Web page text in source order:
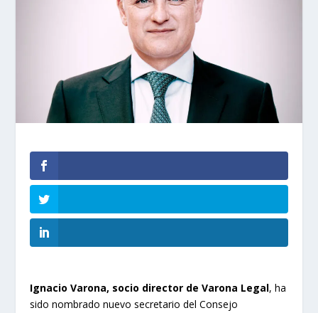
Ignacio Varona, socio director de Varona Legal, ha
sido nombrado nuevo secretario del Consejo